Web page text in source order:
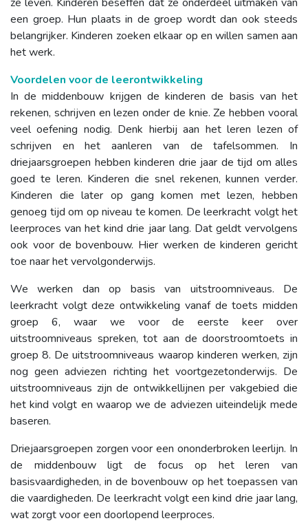
een groep. Hun plaats in de groep wordt dan ook steeds
belangrijker. Kinderen zoeken elkaar op en willen samen aan
het werk.
Voordelen voor de leerontwikkeling
In de middenbouw krijgen de kinderen de basis van het
rekenen, schrijven en lezen onder de knie. Ze hebben vooral
veel oefening nodig. Denk hierbij aan het leren lezen of
schrijven en het aanleren van de tafelsommen. In
driejaarsgroepen hebben kinderen drie jaar de tijd om alles
goed te leren. Kinderen die snel rekenen, kunnen verder.
Kinderen die later op gang komen met lezen, hebben
genoeg tijd om op niveau te komen. De leerkracht volgt het
leerproces van het kind drie jaar lang. Dat geldt vervolgens
ook voor de bovenbouw. Hier werken de kinderen gericht
toe naar het vervolgonderwijs.
We werken dan op basis van uitstroomniveaus. De
leerkracht volgt deze ontwikkeling vanaf de toets midden
groep 6, waar we voor de eerste keer over
uitstroomniveaus spreken, tot aan de doorstroomtoets in
groep 8. De uitstroomniveaus waarop kinderen werken, zijn
nog geen adviezen richting het voortgezetonderwijs. De
uitstroomniveaus zijn de ontwikkellijnen per vakgebied die
het kind volgt en waarop we de adviezen uiteindelijk mede
baseren.
Driejaarsgroepen zorgen voor een ononderbroken leerlijn. In
de middenbouw ligt de focus op het leren van
basisvaardigheden, in de bovenbouw op het toepassen van
die vaardigheden. De leerkracht volgt een kind drie jaar lang,
wat zorgt voor een doorlopend leerproces.